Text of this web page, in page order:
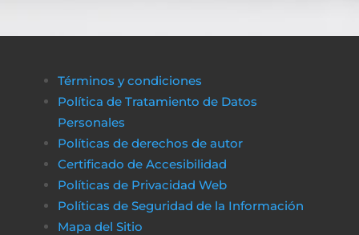
Términos y condiciones
Política de Tratamiento de Datos
Personales
Políticas de derechos de autor
Certificado de Accesibilidad
Políticas de Privacidad Web
Políticas de Seguridad de la Información
Mapa del Sitio